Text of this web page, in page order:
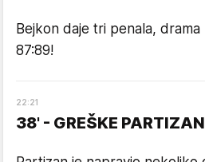
Bejkon daje tri penala, drama
87:89!
22:21
38' - GREŠKE